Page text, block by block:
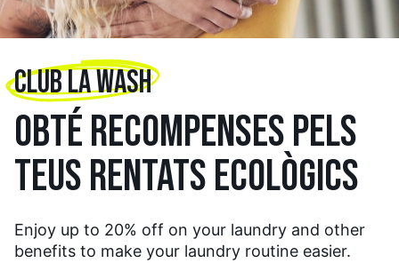
CLUB LA WASH
OBTÉ RECOMPENSES PELS
TEUS RENTATS ECOLÒGICS
Enjoy up to 20% off on your laundry and other
benefits to make your laundry routine easier.